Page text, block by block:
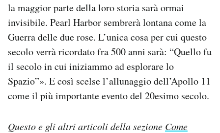
la maggior parte della loro storia sarà ormai
invisibile. Pearl Harbor sembrerà lontana come la
Guerra delle due rose. L’unica cosa per cui questo
secolo verrà ricordato fra 500 anni sarà: “Quello fu
il secolo in cui iniziammo ad esplorare lo
Spazio”». E così scelse l’allunaggio dell’Apollo 11
come il più importante evento del 20esimo secolo.
Questo e gli altri articoli della sezione Come